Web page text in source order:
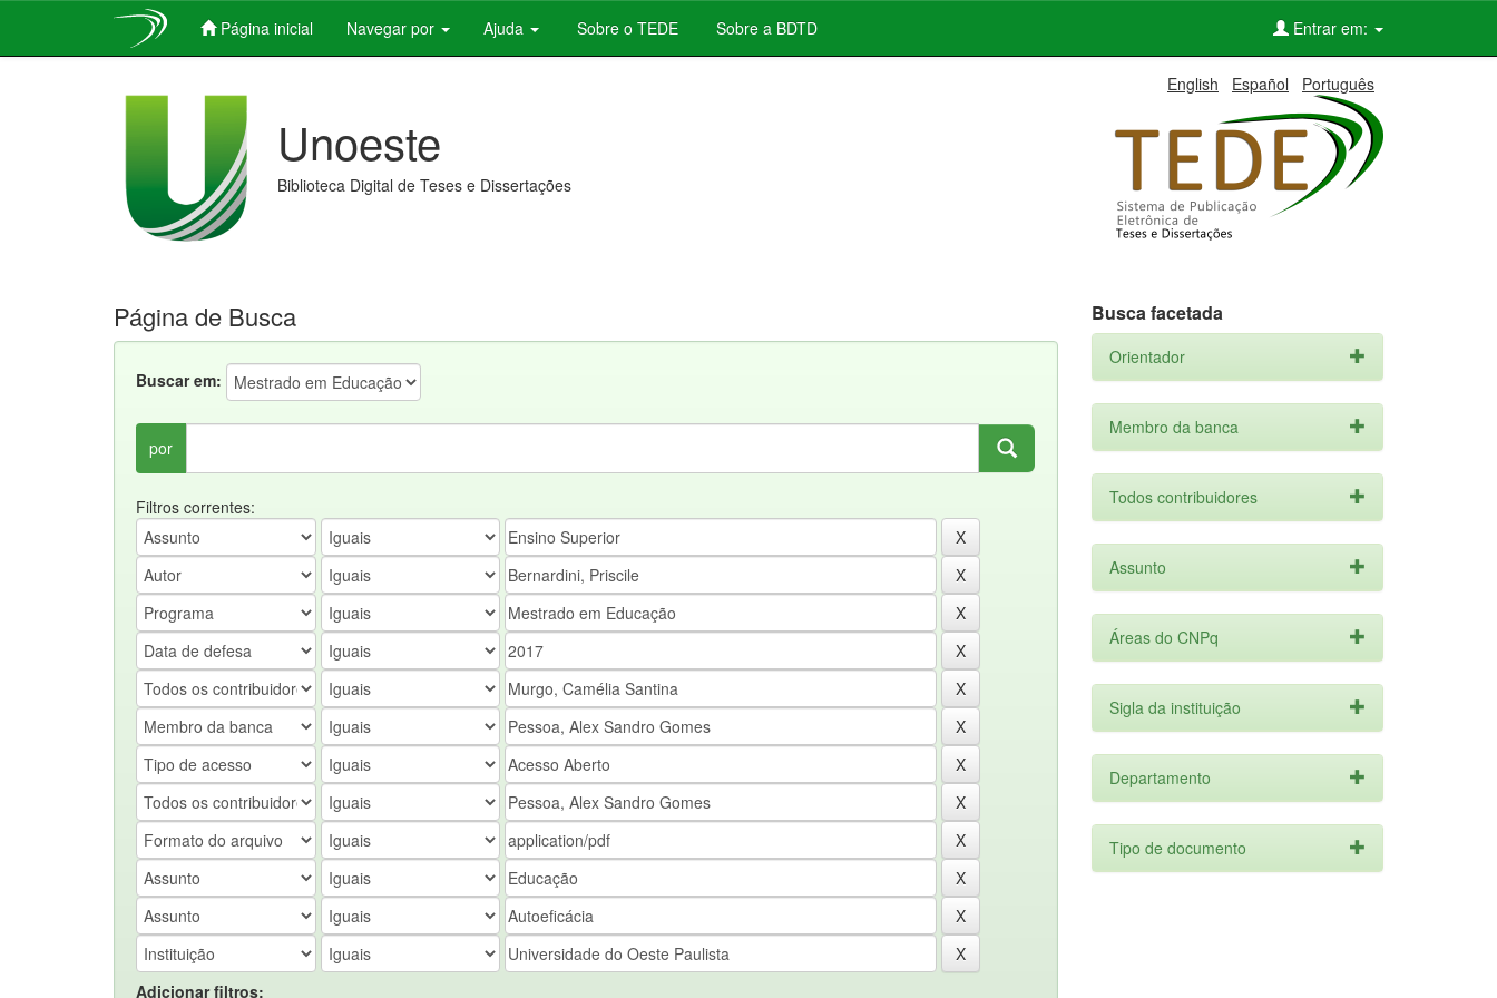
Página inicial Navegar por Ajuda Sobre o TEDE Sobre a BDTD Entrar em:
English Español Português
Unoeste
Biblioteca Digital de Teses e Dissertações
Página de Busca
Buscar em:
por
Filtros correntes:
Adicionar filtros:
Busca facetada
Orientador
Membro da banca
Todos contribuidores
Assunto
Áreas do CNPq
Sigla da instituição
Departamento
Tipo de documento